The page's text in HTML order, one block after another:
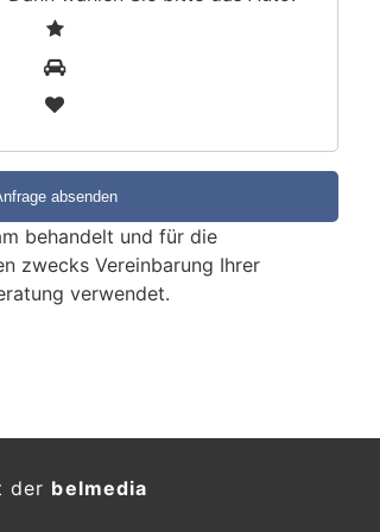
behandelt und für die
zwecks Vereinbarung Ihrer
verwendet.